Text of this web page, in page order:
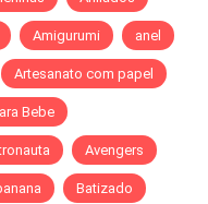
Amigurumi anel
Artesanato com papel
Bebe
Avengers
Batizado